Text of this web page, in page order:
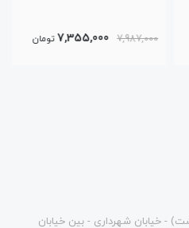
7,987,000
7,355,000 تومان
- خیابان شهرداری - بین خیابان